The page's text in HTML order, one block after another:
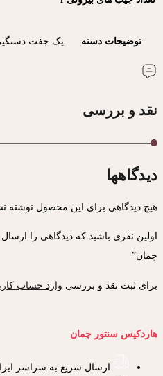
توضیحات دسته یک جفت
نقد و بررسی
دیدگاهها
هیچ دیدگاهی برای این محصول نوشته
اولین نفری باشید که دیدگاهی را
چمان”
برای ثبت نقد و بررسی وارد حساب
هاردکیس سنتور چمان
ارسال سریع به سراسر